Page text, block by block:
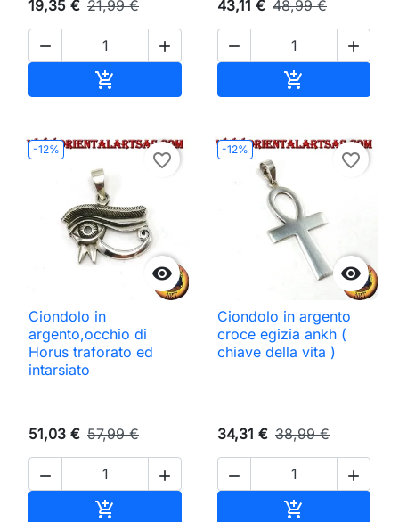
19,35 € 21,99 €
 

43,11 € 48,99 €
 

-12%

favorite_border
Ciondolo in
argento,occhio di
Horus traforato ed
intarsiato
51,03 € 57,99 €
 

-12%

favorite_border
Ciondolo in argento
croce egizia ankh (
chiave della vita )
34,31 € 38,99 €
 
